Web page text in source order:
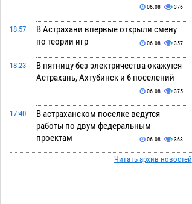
06.08 376
18:57
В Астрахани впервые открыли смену
по теории игр
06.08 357
18:23
В пятницу без электричества окажутся
Астрахань, Ахтубинск и 6 поселений
06.08 375
17:40
В астраханском поселке ведутся
работы по двум федеральным
проектам
06.08 363
Модное дефиле собак и кошек пройдет
Читать архив новостей